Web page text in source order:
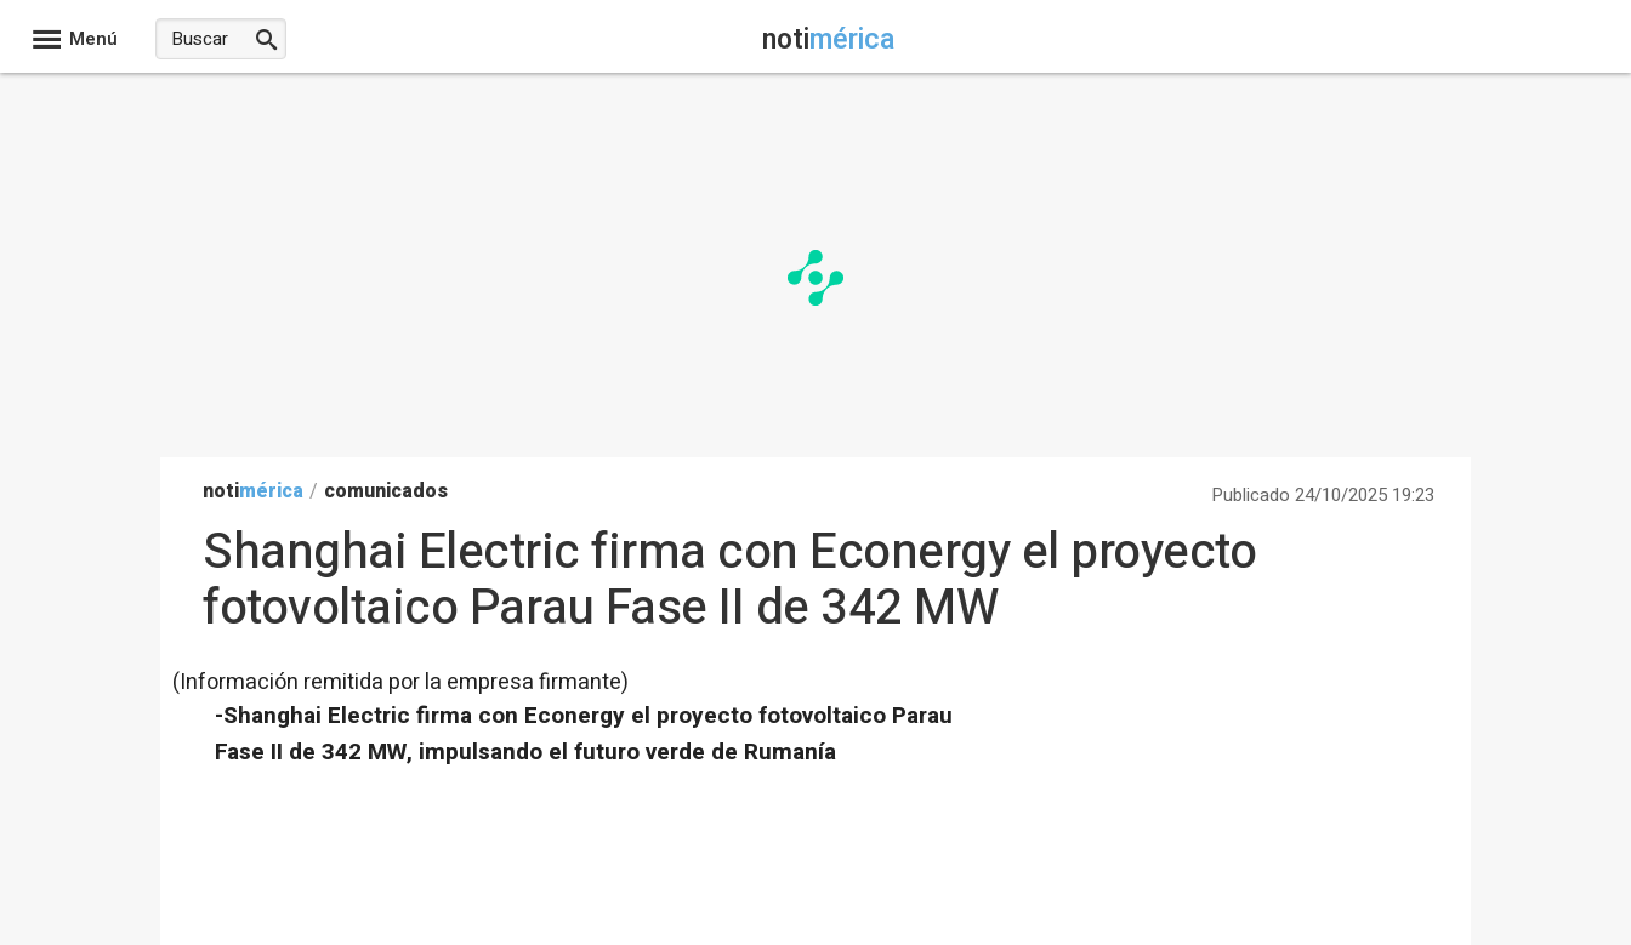
Menú notimérica
notimérica / comunicados Publicado 24/10/2025 19:23
Shanghai Electric firma con Econergy el proyecto
fotovoltaico Parau Fase II de 342 MW
(Información remitida por la empresa firmante)
-Shanghai Electric firma con Econergy el proyecto fotovoltaico Parau
Fase II de 342 MW, impulsando el futuro verde de Rumanía